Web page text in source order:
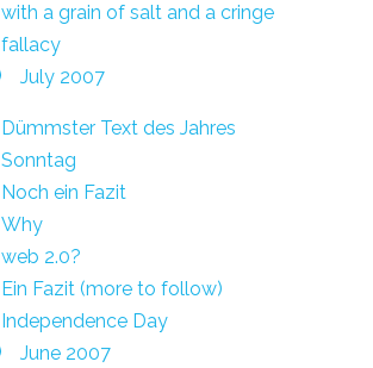
with a grain of salt and a cringe
fallacy
July 2007
Dümmster Text des Jahres
Sonntag
Noch ein Fazit
Why
web 2.0?
Ein Fazit (more to follow)
Independence Day
June 2007